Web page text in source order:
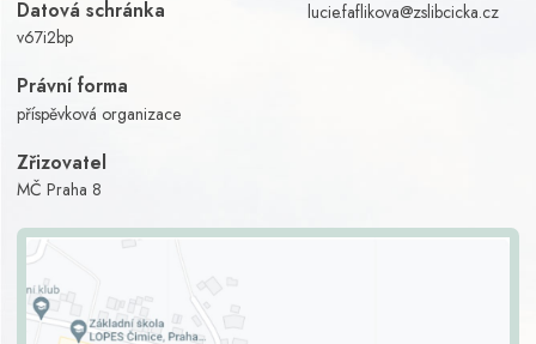
Datová schránka
v67i2bp
Právní forma
příspěvková organizace
Zřizovatel
MČ Praha 8
lucie.faflikova@zslibcicka.cz